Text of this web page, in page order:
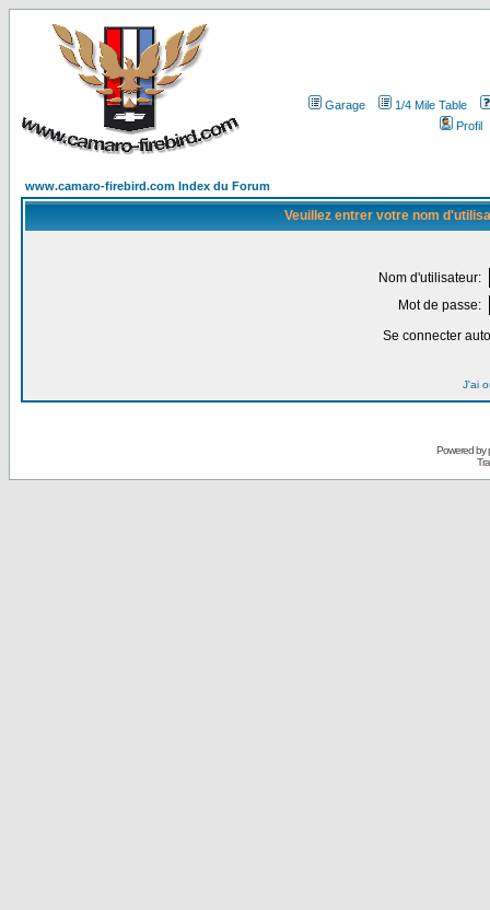
Garage
1/4 Mile Table
Profil
www.camaro-firebird.com Index du Forum
Veuillez entrer votre nom
Nom d'utilisateur:
Mot de passe:
Se connecter
J'ai
Powered by